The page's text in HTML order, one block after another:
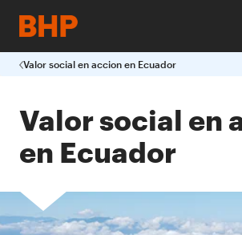
Valor social en accion en Ecuador
Valor social en
en Ecuador